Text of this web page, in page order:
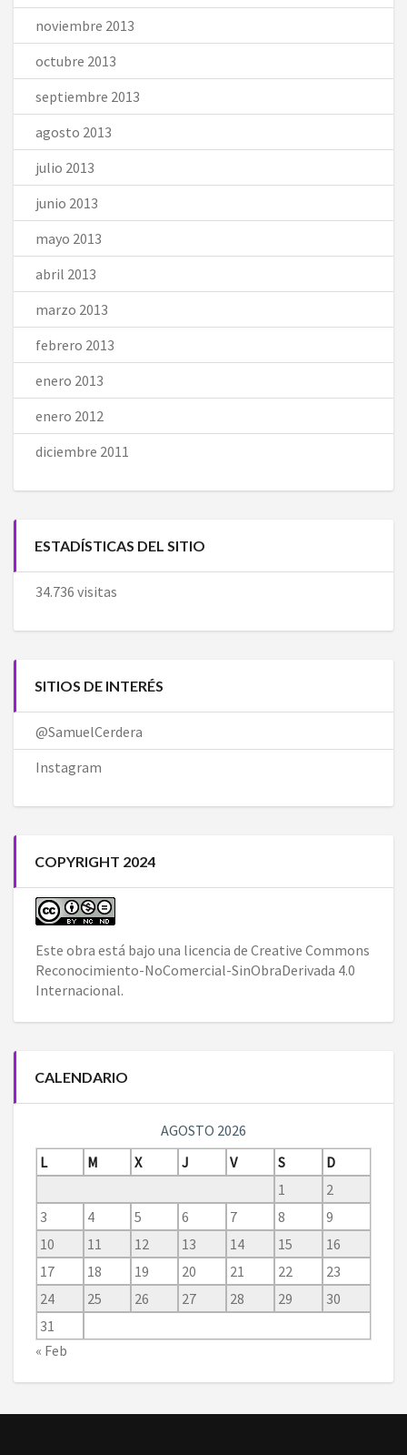
noviembre 2013
octubre 2013
septiembre 2013
agosto 2013
julio 2013
junio 2013
mayo 2013
abril 2013
marzo 2013
febrero 2013
enero 2013
enero 2012
diciembre 2011
ESTADÍSTICAS DEL SITIO
34.736 visitas
SITIOS DE INTERÉS
@SamuelCerdera
Instagram
COPYRIGHT 2024
Este obra está bajo una licencia de Creative Commons
Reconocimiento-NoComercial-SinObraDerivada 4.0
Internacional.
CALENDARIO
AGOSTO 2026
L
M X J V S
D
1
2
3
4 5 6 7 8
9
10
11 12 13 14 15
16
17
18 19 20 21 22
23
24
25 26 27 28 29
30
31
« Feb